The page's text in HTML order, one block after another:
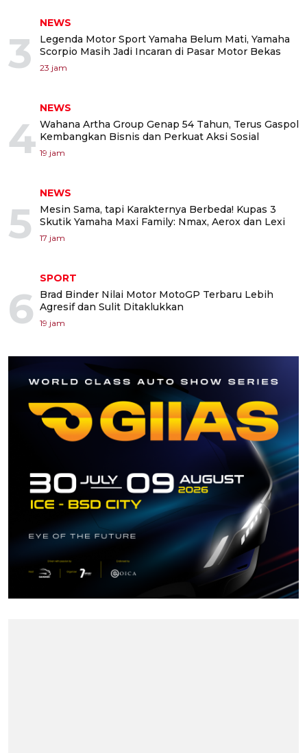
3
NEWS
Legenda Motor Sport Yamaha Belum Mati, Yamaha
Scorpio Masih Jadi Incaran di Pasar Motor Bekas
23 jam
4
NEWS
Wahana Artha Group Genap 54 Tahun, Terus Gaspol
Kembangkan Bisnis dan Perkuat Aksi Sosial
19 jam
5
NEWS
Mesin Sama, tapi Karakternya Berbeda! Kupas 3
Skutik Yamaha Maxi Family: Nmax, Aerox dan Lexi
17 jam
6
SPORT
Brad Binder Nilai Motor MotoGP Terbaru Lebih
Agresif dan Sulit Ditaklukkan
19 jam